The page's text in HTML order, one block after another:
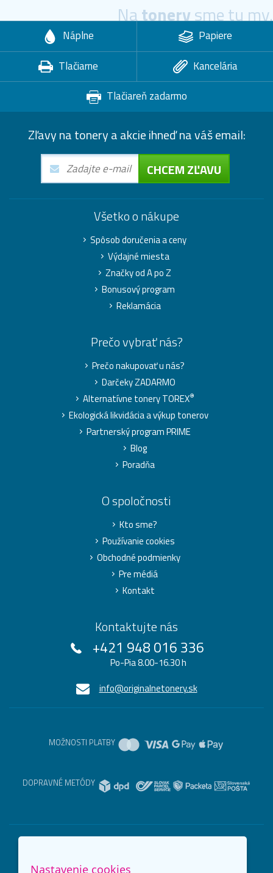
Natonerysme tu my.
Náplne
Papiere
Tlačiarne
Kancelária
Tlačiareň zadarmo
Zľavy na tonery a akcie ihneď na váš email:
CHCEM ZĽAVU
Všetko o nákupe
Spôsob doručenia a ceny
Výdajné miesta
Značky od A po Z
Bonusový program
Reklamácia
Prečo vybrať nás?
Prečo nakupovať u nás?
Darčeky ZADARMO
Alternatívne tonery TOREX®
Ekologická likvidácia a výkup tonerov
Partnerský program PRIME
Blog
Poradňa
O spoločnosti
Kto sme?
Používanie cookies
Obchodné podmienky
Pre médiá
Kontakt
Kontaktujte nás
+421 948 016 336
Po-Pia 8.00-16.30 h
info@originalnetonery.sk
MOŽNOSTI PLATBY
DOPRAVNÉ METÓDY
Nastavenie cookies